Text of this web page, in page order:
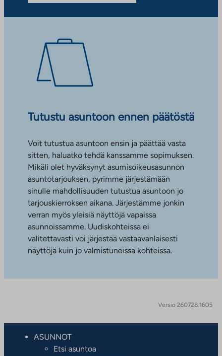
Tutustu asuntoon ennen päätöstä
Voit tutustua asuntoon ensin ja päättää vasta
sitten, haluatko tehdä kanssamme sopimuksen.
Mikäli olet hyväksynyt asumisoikeusasunnon
asuntotarjouksen, pyrimme järjestämään
sinulle mahdollisuuden tutustua asuntoon jo
tarjouskierroksen aikana. Järjestämme jonkin
verran myös yleisiä näyttöjä vapaissa
asunnoissamme. Uudiskohteissa ei
valitettavasti voi järjestää vastaavanlaisesti
näyttöjä kuin jo valmistuneissa kohteissa.
Versio 260728.1605
ASUNNOT
Etsi asuntoa